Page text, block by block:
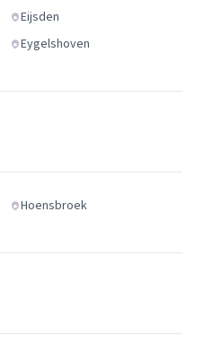
Eijsden
Eygelshoven
Hoensbroek